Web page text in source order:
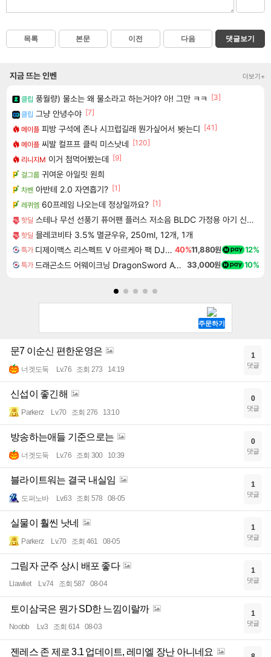
목록 본문 이전 다음 댓글보기
지금 뜨는 인벤 더보기+
클립 풍월량) 물소는 왜 물소라고 하는거야? 아! 그만 ㅋㅋ
[3]
클립 그냥 안녕수야 [7]
메이플 피방 구석에 존나 시끄럽길래 뭔가싶어서 봣는디 [41]
메이플 씨발 컬프프 클릭 미스낫네 [120]
리니지M 이거 첨먹어봤는데 [9]
걸그룹 귀여운 아일릿 원희
차벤 아반테 2.0 자연흡기? [1]
레퀴엠 60프레임 나오는데 정상일까요? [1]
핫딜 스테나 무선 선풍기 퓨어팬 플러스 저소음 BLDC 가정용 아기 신생아
핫딜 믈레코비타 3.5% 멸균우유, 250ml, 12개, 1개
특가 디제이맥스 리스펙트 V 아르케아 팩 DJMAX RESPECT V Arcaea Pack DLC 40%11,880원 12%
특가 드래곤소드 어웨이크닝 DragonSword Awakening 33,000원 10%
문7 이순신 편한운영은
너겟도둑 Lv.76 조회 273 14:19
1
댓글
신섭이 좋긴해
Parkerz Lv.70 조회 276 13:10
0
댓글
방송하는애들 기준으로는
너겟도둑 Lv.76 조회 300 10:39
0
댓글
블라이트워는 결국 내실임
도퍼노바 Lv.63 조회 578 08-05
1
댓글
실물이 훨씬 낫네
Parkerz Lv.70 조회 461 08-05
1
댓글
그림자 군주 상시 배포 좋다
Llawliet Lv.74 조회 587 08-04
1
댓글
토이삼국은 뭔가 SD한 느낌이랄까
Noobb Lv.3 조회 614 08-03
1
댓글
젠레스 존 제로 3.1 업데이트, 레미엘 장난 아니네요